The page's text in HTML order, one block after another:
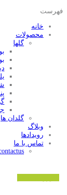
فهرست
خانه
محصولات
گلها
گلدان ها
وبلاگ
رویدادها
تماس با ما